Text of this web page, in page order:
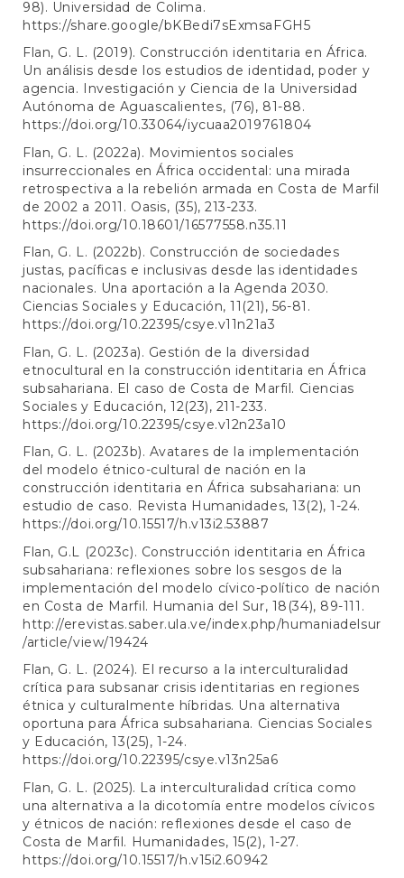
98). Universidad de Colima.
https://share.google/bKBedi7sExmsaFGH5
Flan, G. L. (2019). Construcción identitaria en África.
Un análisis desde los estudios de identidad, poder y
agencia. Investigación y Ciencia de la Universidad
Autónoma de Aguascalientes, (76), 81-88.
https://doi.org/10.33064/iycuaa2019761804
Flan, G. L. (2022a). Movimientos sociales
insurreccionales en África occidental: una mirada
retrospectiva a la rebelión armada en Costa de Marfil
de 2002 a 2011. Oasis, (35), 213-233.
https://doi.org/10.18601/16577558.n35.11
Flan, G. L. (2022b). Construcción de sociedades
justas, pacíficas e inclusivas desde las identidades
nacionales. Una aportación a la Agenda 2030.
Ciencias Sociales y Educación, 11(21), 56-81.
https://doi.org/10.22395/csye.v11n21a3
Flan, G. L. (2023a). Gestión de la diversidad
etnocultural en la construcción identitaria en África
subsahariana. El caso de Costa de Marfil. Ciencias
Sociales y Educación, 12(23), 211-233.
https://doi.org/10.22395/csye.v12n23a10
Flan, G. L. (2023b). Avatares de la implementación
del modelo étnico-cultural de nación en la
construcción identitaria en África subsahariana: un
estudio de caso. Revista Humanidades, 13(2), 1-24.
https://doi.org/10.15517/h.v13i2.53887
Flan, G.L (2023c). Construcción identitaria en África
subsahariana: reflexiones sobre los sesgos de la
implementación del modelo cívico-político de nación
en Costa de Marfil. Humania del Sur, 18(34), 89-111.
http://erevistas.saber.ula.ve/index.php/humaniadelsur
/article/view/19424
Flan, G. L. (2024). El recurso a la interculturalidad
crítica para subsanar crisis identitarias en regiones
étnica y culturalmente híbridas. Una alternativa
oportuna para África subsahariana. Ciencias Sociales
y Educación, 13(25), 1-24.
https://doi.org/10.22395/csye.v13n25a6
Flan, G. L. (2025). La interculturalidad crítica como
una alternativa a la dicotomía entre modelos cívicos
y étnicos de nación: reflexiones desde el caso de
Costa de Marfil. Humanidades, 15(2), 1-27.
https://doi.org/10.15517/h.v15i2.60942